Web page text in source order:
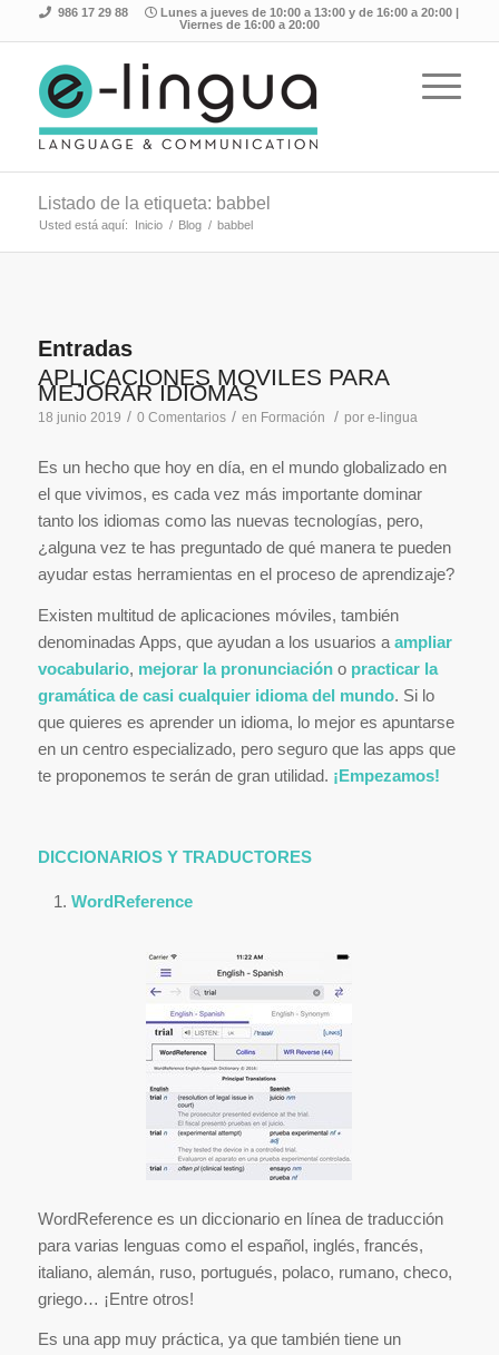
986 17 29 88
Lunes a jueves de 10:00 a 13:00 y de 16:00 a 20:00 |
Viernes de 16:00 a 20:00
Listado de la etiqueta: babbel
Usted está aquí: Inicio / Blog / babbel
Entradas
APLICACIONES MÓVILES PARA
MEJORAR IDIOMAS
18 junio 2019 / 0 Comentarios / en Formación / por e-lingua
Es un hecho que hoy en día, en el mundo globalizado en
el que vivimos, es cada vez más importante dominar
tanto los idiomas como las nuevas tecnologías, pero,
¿alguna vez te has preguntado de qué manera te pueden
ayudar estas herramientas en el proceso de aprendizaje?
Existen multitud de aplicaciones móviles, también
denominadas Apps, que ayudan a los usuarios a ampliar
vocabulario, mejorar la pronunciacióno practicar la
gramática de casi cualquier idioma del mundo. Si lo
que quieres es aprender un idioma, lo mejor es apuntarse
en un centro especializado, pero seguro que las apps que
te proponemos te serán de gran utilidad. ¡Empezamos!
DICCIONARIOS Y TRADUCTORES
WordReference
WordReference es un diccionario en línea de traducción
para varias lenguas como el español, inglés, francés,
italiano, alemán, ruso, portugués, polaco, rumano, checo,
griego… ¡Entre otros!
Es una app muy práctica, ya que también tiene un